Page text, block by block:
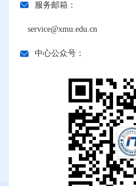
服务邮箱：
service@xmu.edu.cn
中心公众号：